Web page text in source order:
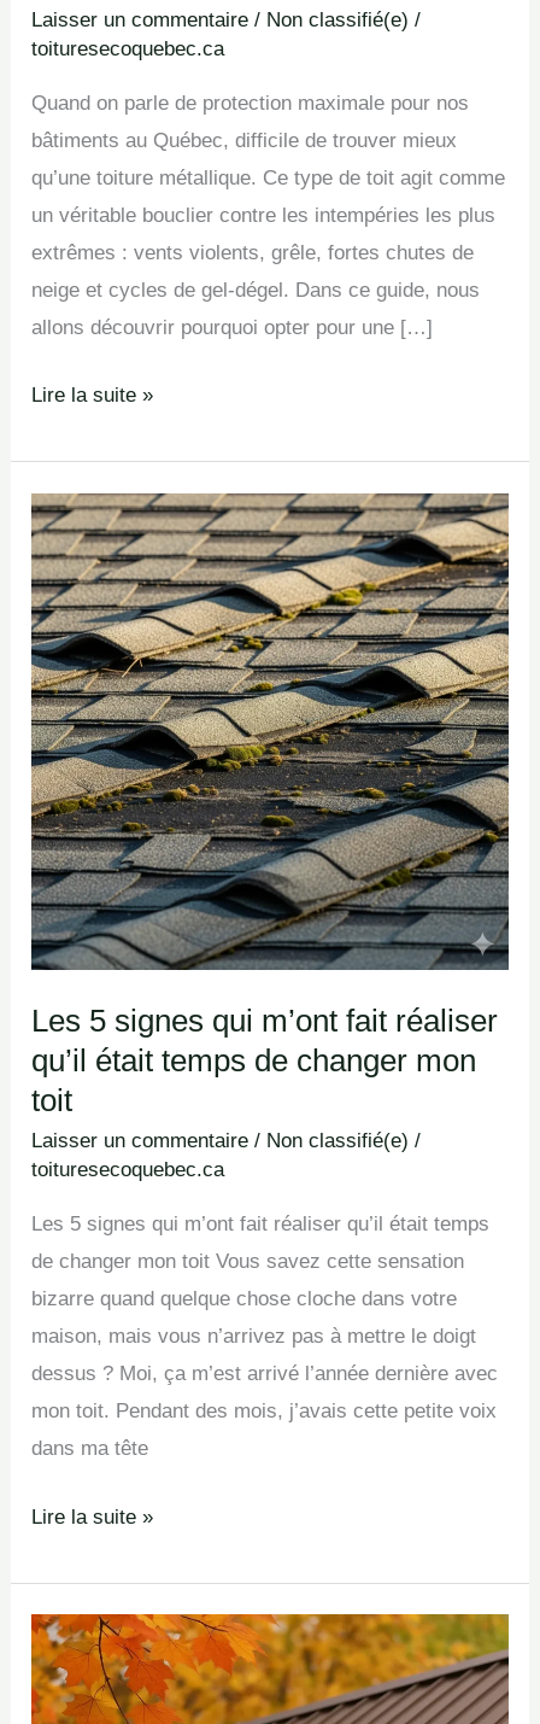
Laisser un commentaire / Non classifié(e) /
toituresecoquebec.ca
Quand on parle de protection maximale pour nos
bâtiments au Québec, difficile de trouver mieux
qu’une toiture métallique. Ce type de toit agit comme
un véritable bouclier contre les intempéries les plus
extrêmes : vents violents, grêle, fortes chutes de
neige et cycles de gel-dégel. Dans ce guide, nous
allons découvrir pourquoi opter pour une […]
Québec
Lire la suite »
Les 5 signes qui m’ont fait réaliser
qu’il était temps de changer mon
toit
Laisser un commentaire / Non classifié(e) /
toituresecoquebec.ca
Les 5 signes qui m’ont fait réaliser qu’il était temps
de changer mon toit Vous savez cette sensation
bizarre quand quelque chose cloche dans votre
maison, mais vous n’arrivez pas à mettre le doigt
dessus ? Moi, ça m’est arrivé l’année dernière avec
mon toit. Pendant des mois, j’avais cette petite voix
dans ma tête
Les
5
signes
qui
m’ont
fait
réaliser
qu’il
était
temps
de
changer
mon
Lire la suite »
Avant
que
les